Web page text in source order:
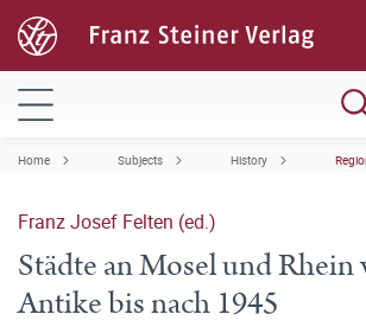
Home Subjects History
Franz Josef Felten (ed.)
Städte an Mosel und Rhein
Antike bis nach 1945